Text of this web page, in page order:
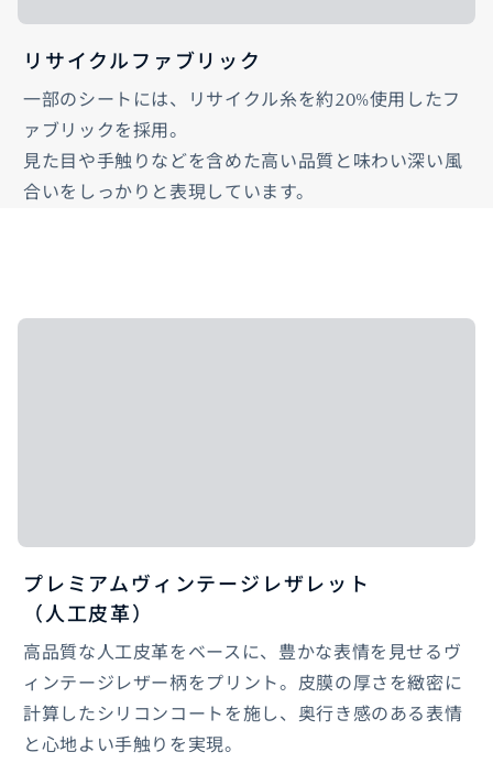
リサイクルファブリック
一部のシートには、リサイクル糸を約20%使用したフ
ァブリックを採用。
見た目や手触りなどを含めた高い品質と味わい深い風
合いをしっかりと表現しています。
プレミアムヴィンテージレザレット
（人工皮革）
高品質な人工皮革をベースに、豊かな表情を見せるヴ
ィンテージレザー柄をプリント。皮膜の厚さを緻密に
計算したシリコンコートを施し、奥行き感のある表情
と心地よい手触りを実現。